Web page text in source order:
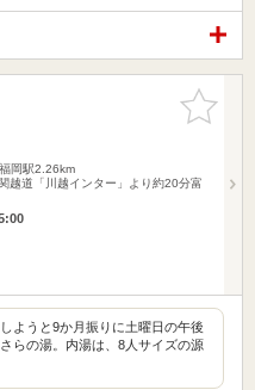
お気に入
りに追加
福岡駅2.26km
越道「川越インター」より約20分富
ようと9か月振りに土曜日の午後
らの湯。内湯は、8人サイズの源